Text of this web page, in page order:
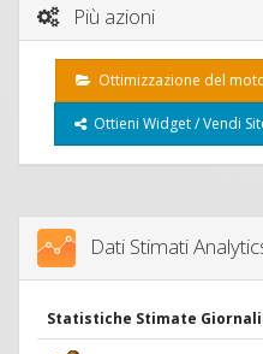
Più azioni
Ottimizzazione del
Ottieni Widget / Vendi
Dati Stimati
Statistiche Stimate